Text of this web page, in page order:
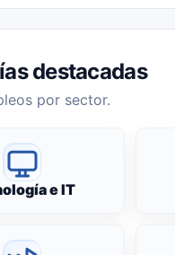
destacadas
por sector.
e IT